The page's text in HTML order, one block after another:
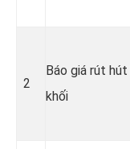
2
Báo giá rút
khối